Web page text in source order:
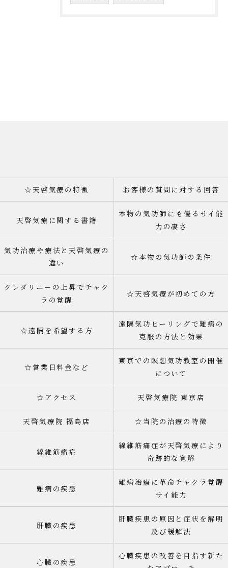
☆天啓気療の特徴 お客様の質問に対する回答
天啓気療に関する書籍
本物の気功師にも優るサイ能
力の凄さ
気功治療や療法と天啓気療の
違い
☆本物の気功師の条件
クンダリニーの上昇でチャク
ラの覚醒
☆天啓気療が初めての方
☆遠隔を希望する方
遠隔気功ヒーリングで難病の
克服の方法と効果
☆営業日料金など
東京での瞑想気功教室の開催
について
☆アクセス 天啓気療院 東京店
天啓気療院 福島店 ☆当院の治療の特徴
線維筋痛症
線維筋痛症が天啓気療により
奇跡的な寛解
難病の疾患
難病治療に革命チャクラ覚醒
サイ能力
肝臓の疾患
肝臓疾患の原因と症状を解明
及び緩解法
心臓の疾患
心臓疾患の改善を目指す新た